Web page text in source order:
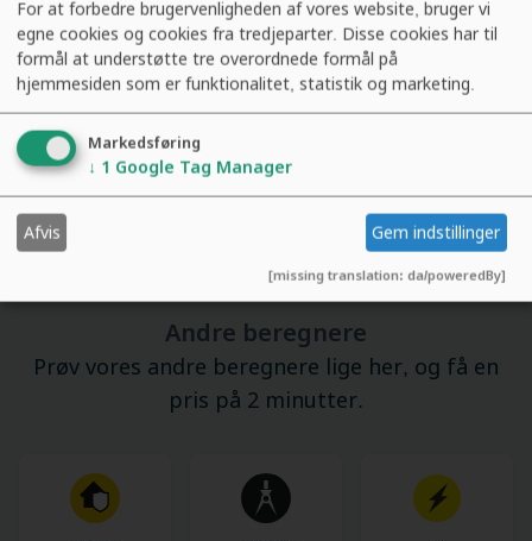
403.265
Byggeopgaver
Andre beregnere
Prøv vores andre beregnere lige her, og få en
pris på 2 minutter.
For at forbedre brugervenligheden af vores website, bruger vi
egne cookies og cookies fra tredjeparter. Disse cookies har til
formål at understøtte tre overordnede formål på
hjemmesiden som er funktionalitet, statistik og marketing.
Markedsføring
↓ 1 Google Tag Manager
Afvis Gem indstillinger
[missing translation: da/poweredBy]